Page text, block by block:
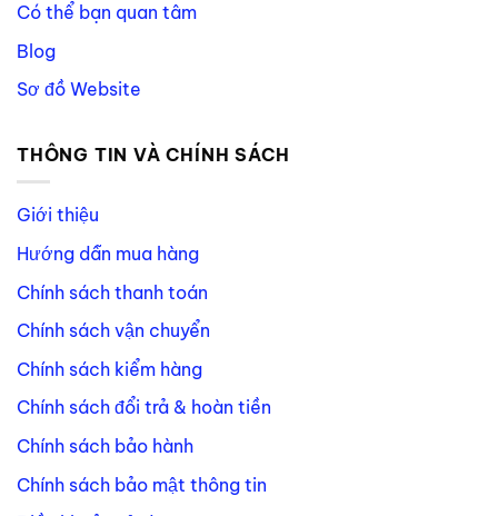
Có thể bạn quan tâm
Blog
Sơ đồ Website
THÔNG TIN VÀ CHÍNH SÁCH
Giới thiệu
Hướng dẫn mua hàng
Chính sách thanh toán
Chính sách vận chuyển
Chính sách kiểm hàng
Chính sách đổi trả & hoàn tiền
Chính sách bảo hành
Chính sách bảo mật thông tin